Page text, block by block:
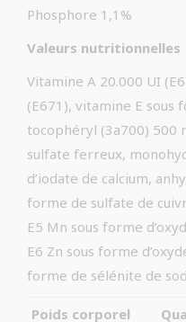
Phosphore 1,1%
Valeurs nutritionnelles
Vitamine A 20.000 UI
(E671), vitamine E sous
tocophéryl (3a700) 500
sulfate ferreux,
d’iodate de calcium,
forme de sulfate de
E5 Mn sous forme
E6 Zn sous forme
forme de sélénite de
Poids corporel